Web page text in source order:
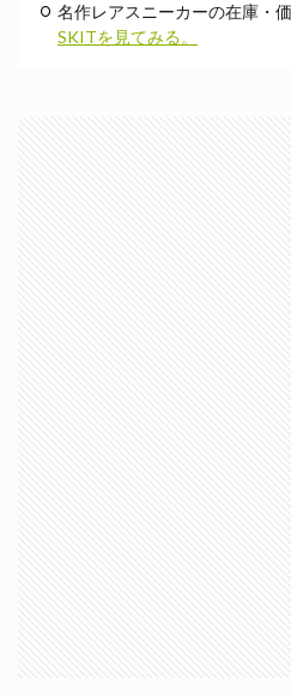
名作レアスニーカーの在庫・
SKITを見てみる。